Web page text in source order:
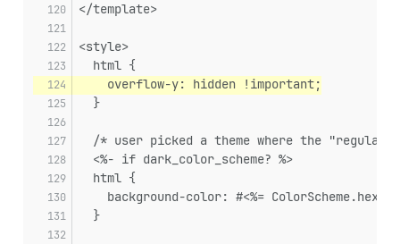
</template>
<style>
  html {
    overflow-y: hidden !important;
  }
/* user picked a theme where the "regular"
  <%- if dark_color_scheme? %>
  html {
background-color: #<%=
  }